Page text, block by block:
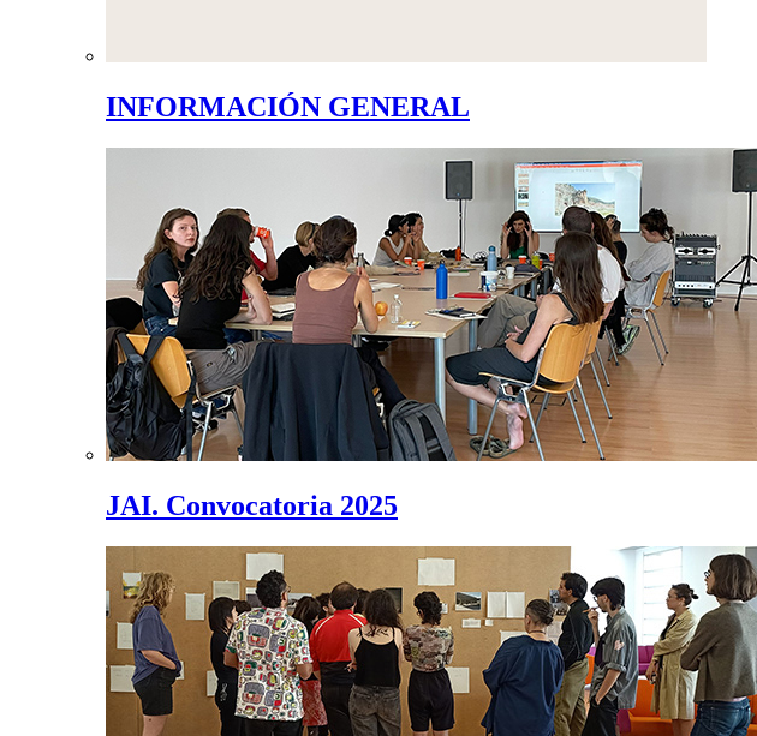
INFORMACIÓN GENERAL
JAI. Convocatoria 2025